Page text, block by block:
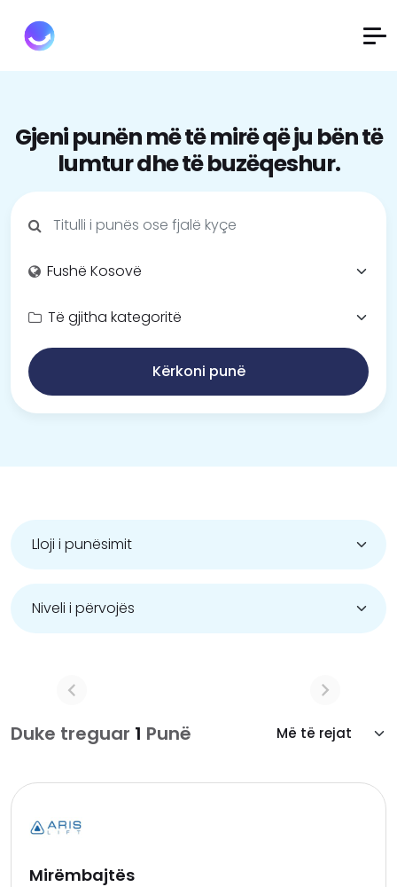
Gjeni punën më të mirë që ju bën të
lumtur dhe të buzëqeshur.
Kërkoni punë
Duke treguar 1 Punë
Mirëmbajtës